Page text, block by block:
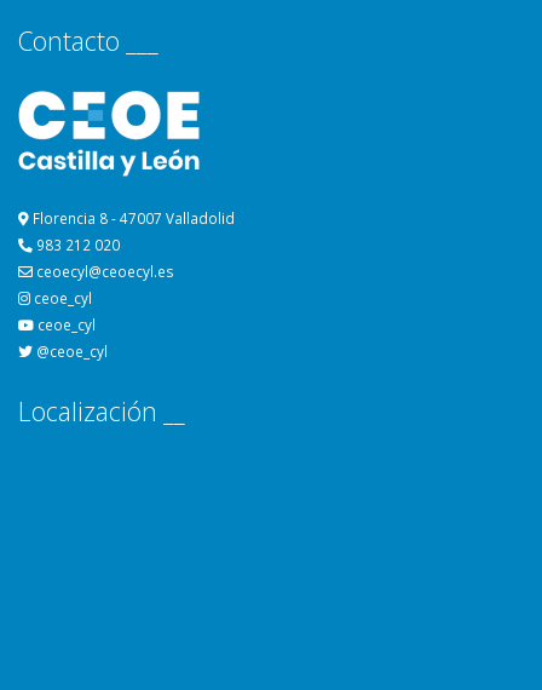
Contacto ___
Florencia 8 - 47007 Valladolid
983 212 020
ceoecyl@ceoecyl.es
ceoe_cyl
ceoe_cyl
@ceoe_cyl
Localización __